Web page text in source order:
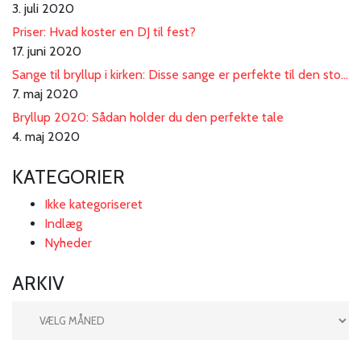
3. juli 2020
Priser: Hvad koster en DJ til fest?
17. juni 2020
Sange til bryllup i kirken: Disse sange er perfekte til den store dag
7. maj 2020
Bryllup 2020: Sådan holder du den perfekte tale
4. maj 2020
KATEGORIER
Ikke kategoriseret
Indlæg
Nyheder
ARKIV